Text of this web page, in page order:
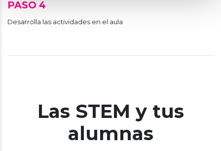
PASO 4
Desarrolla las actividades en el aula
Las STEM y tus
alumnas